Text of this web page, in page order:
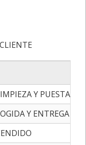
Y PUESTA A
Y ENTREGA